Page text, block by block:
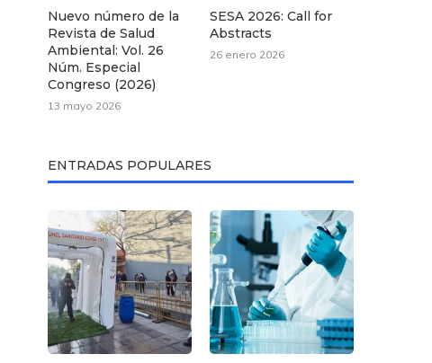
Nuevo número de la
Revista de Salud
Ambiental: Vol. 26
Núm. Especial
Congreso (2026)
13 mayo 2026
SESA 2026: Call for
Abstracts
26 enero 2026
ENTRADAS POPULARES